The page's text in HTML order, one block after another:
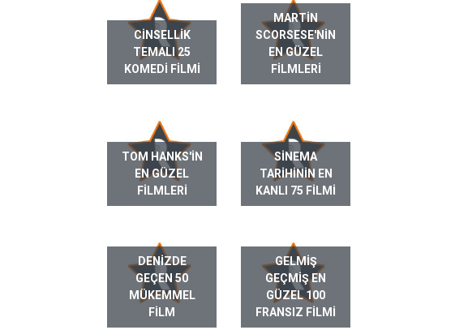
CINSELLIK
TEMALI 25
KOMEDI FILMI
MARTIN
SCORSESE'NIN
EN GÜZEL
FILMLERI
TOM HANKS'IN
EN GÜZEL
FILMLERI
SINEMA
TARIHININ EN
KANLI 75 FILMI
DENIZDE
GEÇEN 50
MÜKEMMEL
FILM
GELMIŞ
GEÇMIŞ EN
GÜZEL 100
FRANSIZ FILMI